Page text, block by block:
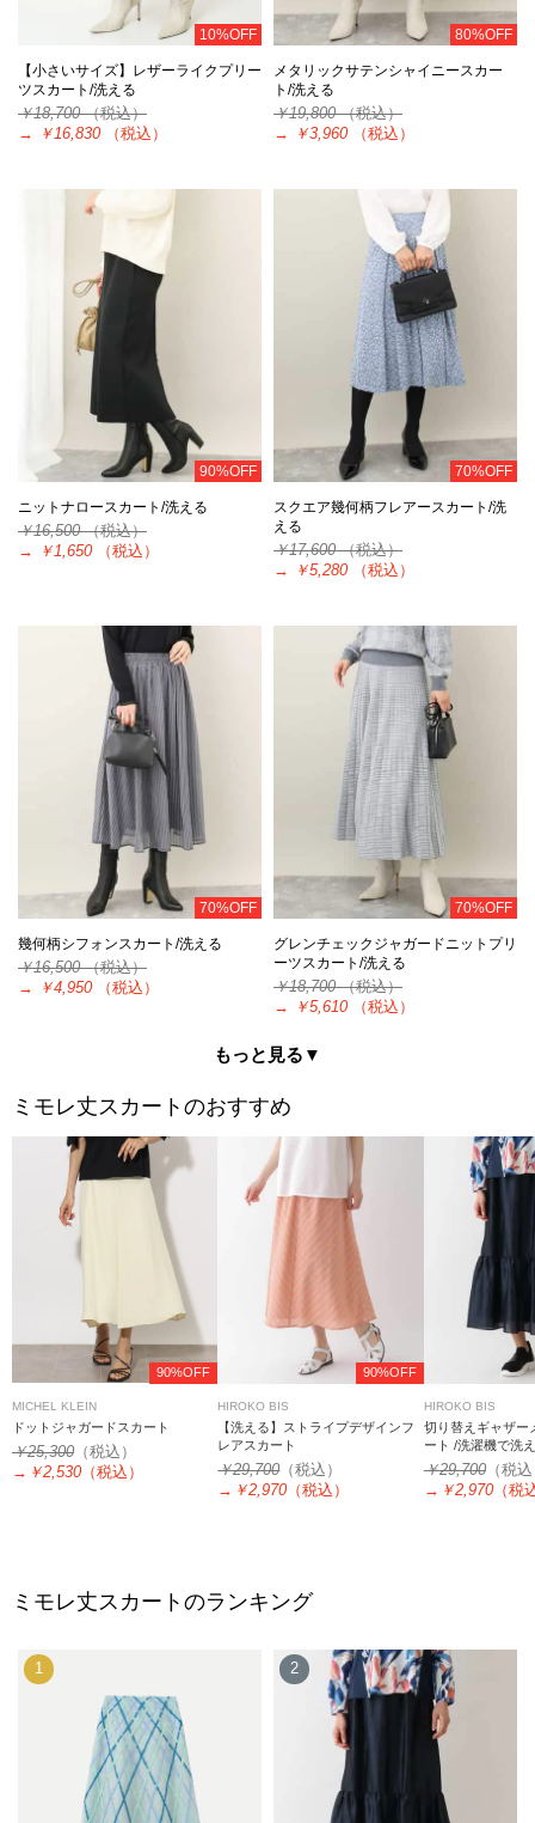
10%OFF
【小さいサイズ】レザーライクプリー
ツスカート/洗える
￥18,700（税込）
→
￥16,830 （税込）
80%OFF
メタリックサテンシャイニースカー
ト/洗える
￥19,800（税込）
→
￥3,960 （税込）
90%OFF
ニットナロースカート/洗える
￥16,500（税込）
→
￥1,650 （税込）
70%OFF
スクエア幾何柄フレアースカート/洗
える
￥17,600（税込）
→
￥5,280 （税込）
70%OFF
幾何柄シフォンスカート/洗える
￥16,500（税込）
→
￥4,950 （税込）
70%OFF
グレンチェックジャガードニットプリ
ーツスカート/洗える
￥18,700（税込）
→
￥5,610 （税込）
もっと見る▼
ミモレ丈スカートのおすすめ
90%OFF
MICHEL KLEIN
ドットジャガードスカート
￥25,300 （税込）
→ ￥2,530 （税込）
90%OFF
HIROKO BIS
【洗える】ストライプデザインフ
レアスカート
￥29,700（税込）
→ ￥2,970 （税込）
HIROKO BIS
切り替えギャザー
ート /洗濯機で洗
￥29,700（税
→ ￥2,970（税
ミモレ丈スカートのランキング
1 2